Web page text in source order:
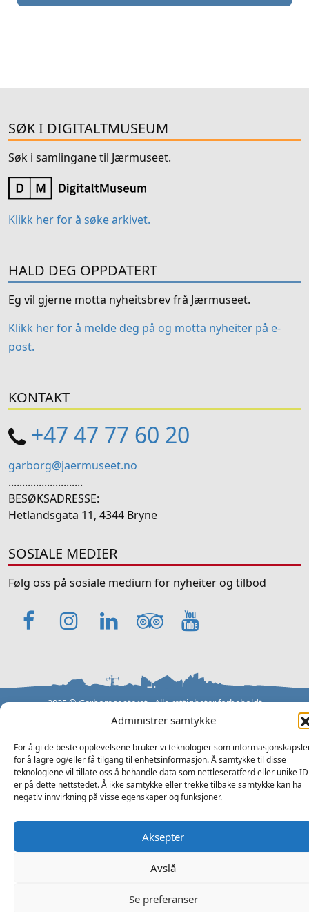
Administrer samtykke
For å gi de beste opplevelsene bruker vi teknologier som
for å lagre og/eller få tilgang til enhetsinformasjon. Å samtykke til disse
teknologiene vil tillate oss å behandle data som nettleseratferd eller unike
er på dette nettstedet. Å ikke samtykke eller trekke tilbake samtykke kan ha
negativ innvirkning på visse egenskaper og funksjoner.
Aksepter
Avslå
Se preferanser
SØK I DIGITALTMUSEUM
Søk i samlingane til Jærmuseet.
Klikk her for å søke arkivet.
HALD DEG OPPDATERT
Eg vil gjerne motta nyheitsbrev frå Jærmuseet.
Klikk her for å melde deg på og motta nyheiter på e-
post.
KONTAKT
+47 47 77 60 20
garborg@jaermuseet.no
...........................
BESØKSADRESSE:
Hetlandsgata 11, 4344 Bryne
SOSIALE MEDIER
Følg oss på sosiale medium for nyheiter og tilbod
FacebookInstagram
LinkedIn
TripAdvisor
2025 © Garborgsenteret - Alle rettigheter forbeholdt
Ansvarleg redaktør Atle Fiskå - Design og utvikling av
Computers-Personvern